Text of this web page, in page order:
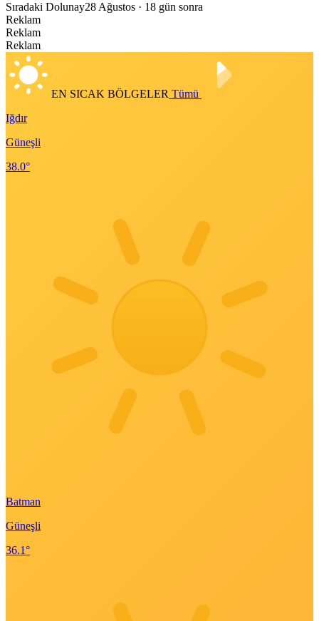
Sıradaki Dolunay28 Ağustos · 18 gün sonra
Reklam
Reklam
Reklam
EN SICAK BÖLGELER Tümü
Iğdır
Güneşli
38.0°
Batman
Güneşli
36.1°